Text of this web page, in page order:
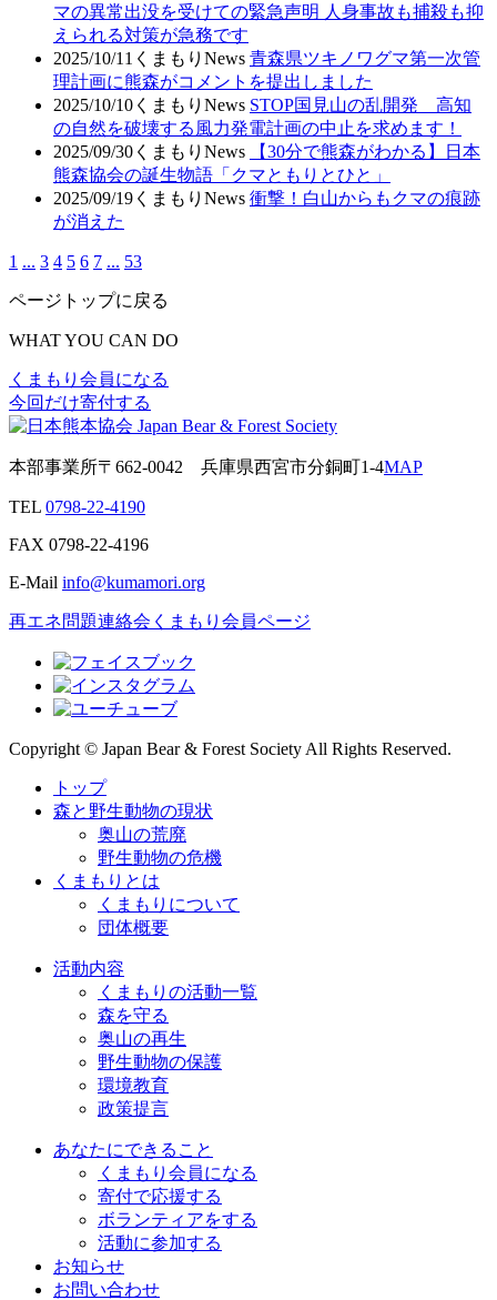
マの異常出没を受けての緊急声明 人身事故も捕殺も抑
えられる対策が急務です
2025/10/11 くまもりNews 青森県ツキノワグマ第一次管
理計画に熊森がコメントを提出しました
2025/10/10 くまもりNews STOP国見山の乱開発 高知
の自然を破壊する風力発電計画の中止を求めます！
2025/09/30 くまもりNews
【30分で熊森がわかる】日本
熊森協会の誕生物語「クマともりとひと」
2025/09/19 くまもりNews 衝撃！白山からもクマの痕跡
が消えた
1 ... 3 4 5 6 7 ... 53
ページトップに戻る
WHAT YOU CAN DO
くまもり会員になる
今回だけ寄付する
本部事業所〒662-0042 兵庫県西宮市分銅町1-4MAP
TEL 0798-22-4190
FAX 0798-22-4196
E-Mail info@kumamori.org
再エネ問題連絡会 くまもり会員ページ
Copyright © Japan Bear & Forest Society All Rights Reserved.
トップ
森と野生動物の現状
奥山の荒廃
野生動物の危機
くまもりとは
くまもりについて
団体概要
活動内容
くまもりの活動一覧
森を守る
奥山の再生
野生動物の保護
環境教育
政策提言
あなたにできること
くまもり会員になる
寄付で応援する
ボランティアをする
活動に参加する
お知らせ
お問い合わせ